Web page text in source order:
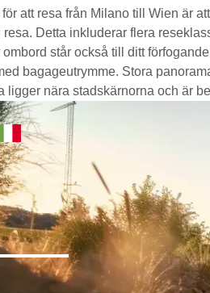
att resa från Milano till Wien är
Detta inkluderar flera
står också till ditt
bagageutrymme. Stora
ligger nära stadskärnorna och är